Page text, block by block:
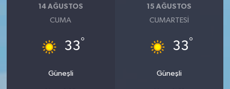
14 AĞUSTOS
CUMA
33°
Güneşli
15 AĞUSTOS
CUMARTESI
33°
Güneşli